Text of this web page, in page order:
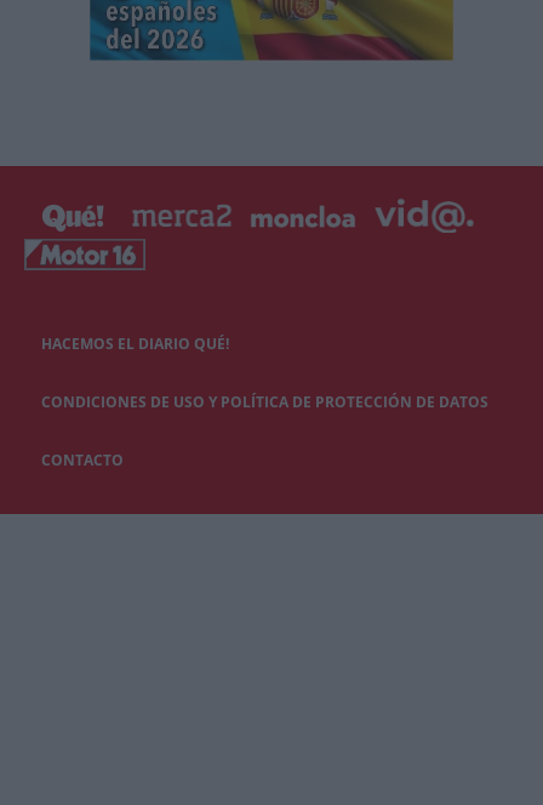
HACEMOS EL DIARIO QUÉ!
CONDICIONES DE USO Y POLÍTICA DE PROTECCIÓN DE DATOS
CONTACTO